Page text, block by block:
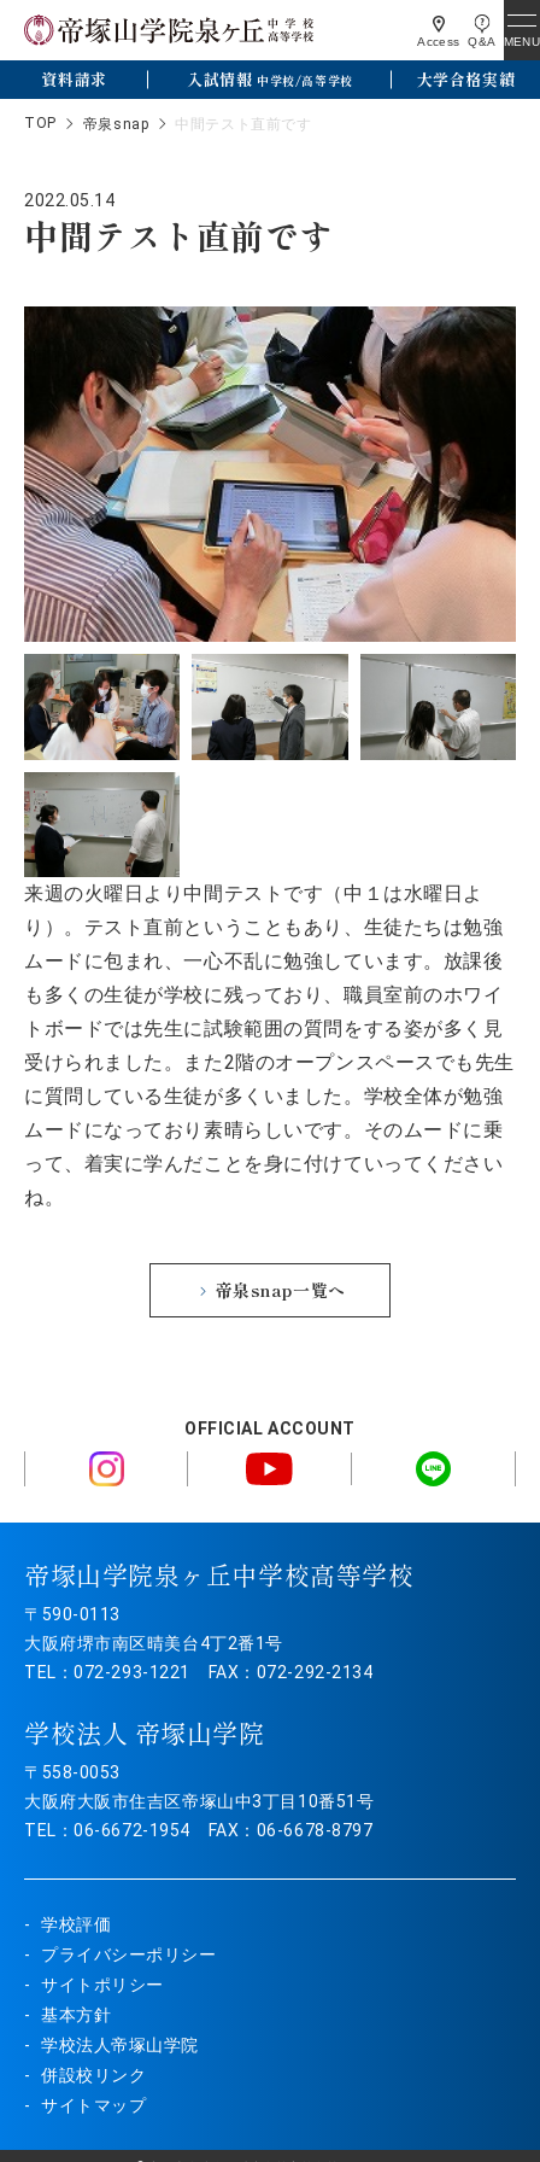
Access Q&A MENU
資料請求 入試情報 中学校/高等学校 大学合格実績
TOP 帝泉snap 中間テスト直前です
2022.05.14
中間テスト直前です
来週の火曜日より中間テストです（中１は水曜日よ
り）。テスト直前ということもあり、生徒たちは勉強
ムードに包まれ、一心不乱に勉強しています。放課後
も多くの生徒が学校に残っており、職員室前のホワイ
トボードでは先生に試験範囲の質問をする姿が多く見
受けられました。また2階のオープンスペースでも先生
に質問している生徒が多くいました。学校全体が勉強
ムードになっており素晴らしいです。そのムードに乗
って、着実に学んだことを身に付けていってください
ね。
帝泉snap一覧へ
OFFICIAL ACCOUNT
帝塚山学院泉ヶ丘中学校高等学校
〒590-0113
大阪府堺市南区晴美台4丁2番1号
TEL：072-293-1221 FAX：072-292-2134
学校法人 帝塚山学院
〒558-0053
大阪府大阪市住吉区帝塚山中3丁目10番51号
TEL：06-6672-1954 FAX：06-6678-8797
学校評価
プライバシーポリシー
サイトポリシー
基本方針
学校法人帝塚山学院
併設校リンク
サイトマップ